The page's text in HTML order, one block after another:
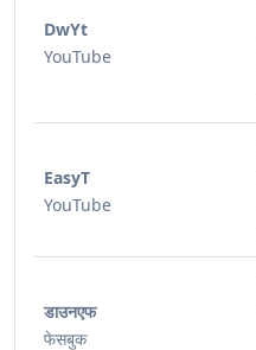
DwYt
YouTube
EasyT
YouTube
डाउनएफ
फेसबुक